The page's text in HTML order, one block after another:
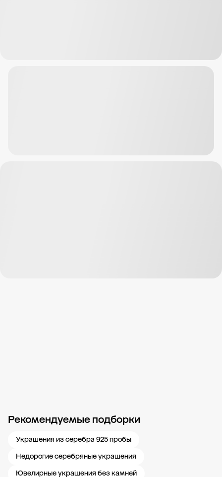
Рекомендуемые подборки
Украшения из серебра 925 пробы
Недорогие серебряные украшения
Ювелирные украшения без камней
Новости компании Журнал ЗОЛОТОЙ Блог